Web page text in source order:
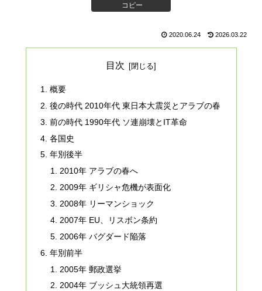
コピー
2020.06.24 2026.03.22
目次
概要
後の時代 2010年代 東日本大震災とアラブの春
前の時代 1990年代 ソ連崩壊とIT革命
各国史
年別後半
2010年 アラブの春へ
2009年 ギリシャ危機が表面化
2008年 リーマンショック
2007年 EU、リスボン条約
2006年 バグダード陥落
年別前半
2005年 郵政選挙
2004年 ブッシュ大統領再選